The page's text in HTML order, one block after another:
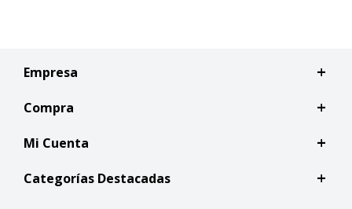
Empresa
Compra
Mi Cuenta
Categorías Destacadas